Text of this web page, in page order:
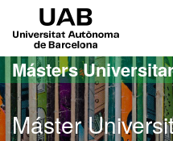
Acceso al contenido principal
Acceso a la navegación de la
Másters
Máster